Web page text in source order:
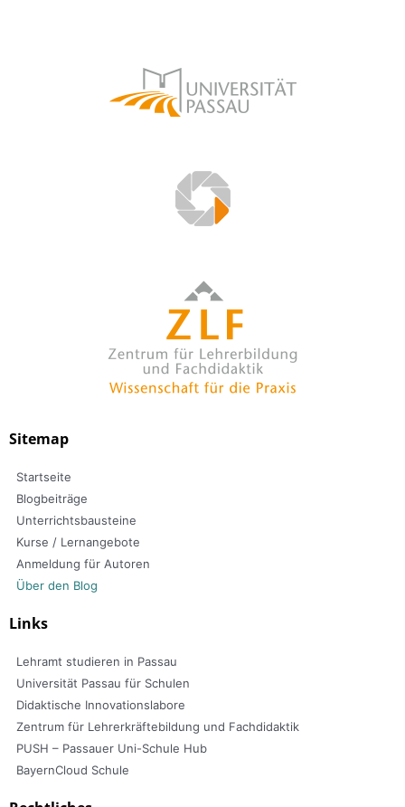
Sitemap
Startseite
Blogbeiträge
Unterrichtsbausteine
Kurse / Lernangebote
Anmeldung für Autoren
Über den Blog
Links
Lehramt studieren in Passau
Universität Passau für Schulen
Didaktische Innovationslabore
Zentrum für Lehrerkräftebildung und Fachdidaktik
PUSH – Passauer Uni-Schule Hub
BayernCloud Schule